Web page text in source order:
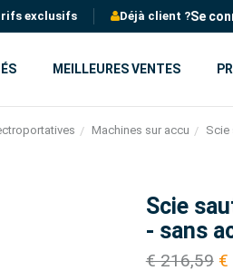
exclusifs Déjà client ?Se
MEILLEURES VENTES
Machines sur accu Scie
Scie
- sans
€ 216,59 €